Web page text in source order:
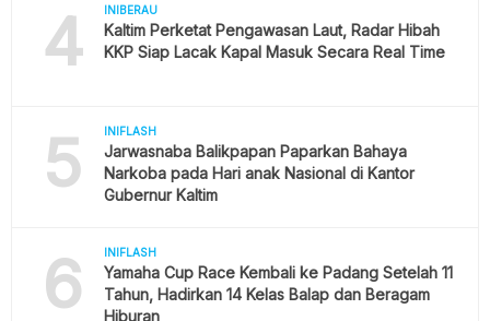
4 INIBERAU
Kaltim Perketat Pengawasan Laut, Radar Hibah
KKP Siap Lacak Kapal Masuk Secara Real Time
5 INIFLASH
Jarwasnaba Balikpapan Paparkan Bahaya
Narkoba pada Hari anak Nasional di Kantor
Gubernur Kaltim
6 INIFLASH
Yamaha Cup Race Kembali ke Padang Setelah 11
Tahun, Hadirkan 14 Kelas Balap dan Beragam
Hiburan